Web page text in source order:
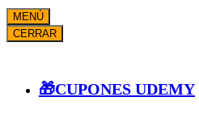
MENÚ
CERRAR
🎁CUPONES UDEMY